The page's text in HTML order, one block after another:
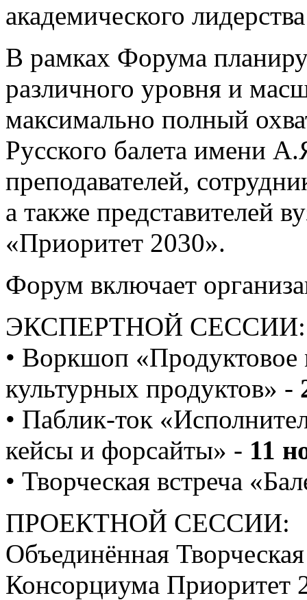
академического
В рамках Форума
различного уровня и
максимально полный
Русского балета имени
преподавателей,
а также представителей
«Приоритет 2030».
Форум включает
ЭКСПЕРТНОЙ СЕССИИ:
• Воркшоп
культурных продуктов» -
• Паблик-ток
кейсы и форсайты» - 11
• Творческая встреча
ПРОЕКТНОЙ СЕССИИ:
Объединённая
Консорциума Приоритет